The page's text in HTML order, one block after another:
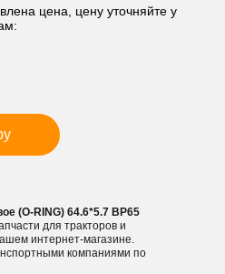
цена, цену уточняйте у
(O-RING) 64.6*5.7 BP65
для тракторов и
интернет-магазине.
компаниями по